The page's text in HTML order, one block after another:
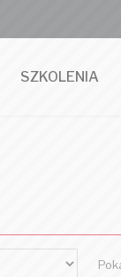
SZKOLENIA